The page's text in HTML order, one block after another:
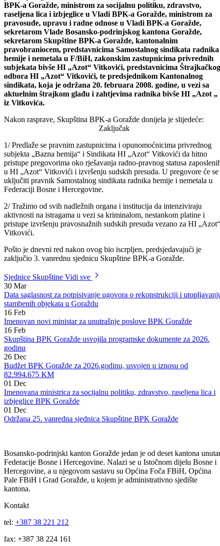
1. Razmatranje zaključaka sa sjednice Kolegija Skupštine BPK-a
Goražde u proširenom sastavu, sa Premijerom Bosansko-
podrinjskog kantona Goražde, ministrom za privredu u Vladi
BPK-a Goražde, ministrom za socijalnu politiku, zdravstvo,
raseljena lica i izbjeglice u Vladi BPK-a Goražde, ministrom za
pravosuđe, upravu i radne odnose u Vladi BPK-a Goražde,
sekretarom Vlade Bosansko-podrinjskog kantona Goražde,
sekretarom Skupštine BPK-a Goražde, kantonalnim
pravobraniocem, predstavnicima Samostalnog sindikata radnika
hemije i nemetala u F/BiH, zakonskim zastupnicima privrednih
subjekata bivše HI „Azot“ Vitkovići, predstavnicima Štrajkačkog
odbora HI „Azot“ Vitkovići, te predsjednikom Kantonalnog
aktuelnim štrajkom glađu i zahtjevima radnika bivše HI „Azot „
Nakon rasprave, Skupština BPK-a Goražde donijela je slijedeće:
Zaključak
1/ Predlaže se pravnim zastupnicima i opunomoćnicima privrednog
subjekta „Bazna hemija“ i Sindikata HI „Azot“ Vitkovići da hitno
pristupe pregovorima oko rješavanja radno-pravnog statusa
uključiti pravnik Samostalnog sindikata radnika hemije i nemetala u
Federaciji Bosne i Hercegovine.
2/ Tražimo od svih nadležnih organa i institucija da intenziviraju
pristupe izvršenju pravosnažnih sudskih presuda vezano za HI „Azot“
Vitkovići.
Pošto je dnevni red nakon ovog bio iscrpljen, predsjedavajući je
zaključio 3. vanrednu sjednicu Skupštine BPK-a Goražde.
Sjednice Skupštine Vidi sve
30 Mar
Data saglasnost za potpisivanje ugovora o rekonstrukciji i
stambenih objekata u Goraždu
16 Feb
Imenovan novi ministar za unutrašnje poslove BPK Goražde
16 Feb
Skupština BPK Goražde usvojila programske dokumente za 2026.
godinu
26 Dec
Budžet BPK Goražde za 2026.godinu, usvojen u iznosu od
82.994.675 KM
01 Dec
Imenovana ministrica za socijalnu politiku, zdravstvo, raseljena lica i